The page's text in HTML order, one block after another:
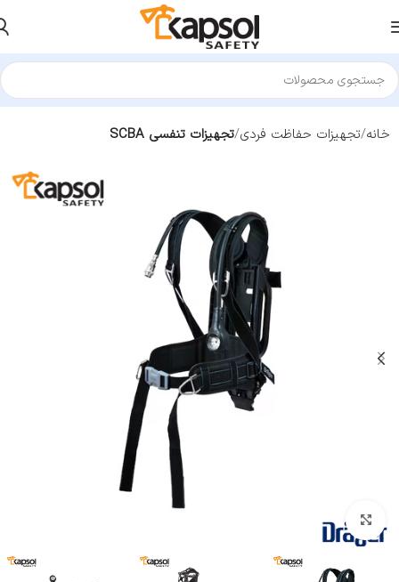
خانه تجهیزات حفاظت فردی تجهیزات تنفسی SCBA
بزرگنمایی تصویر